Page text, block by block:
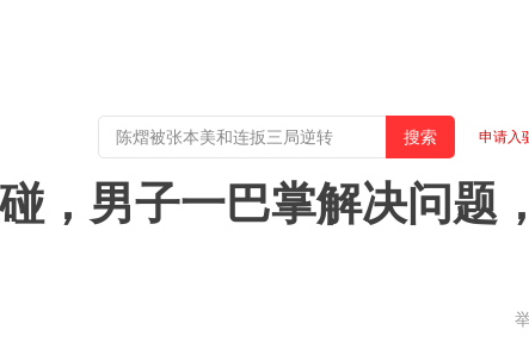
申请入
，男子一巴掌解决问题